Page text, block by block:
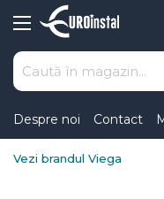
to
Content
Despre noi Contact
Vezi brandul Viega